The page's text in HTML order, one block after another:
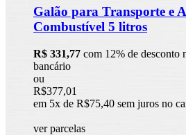
Galão para Transporte e
Combustível 5 litros
R$ 331,77 com 12% de desconto
bancário
ou
R$377,01
em 5x de R$75,40 sem juros no
ver parcelas